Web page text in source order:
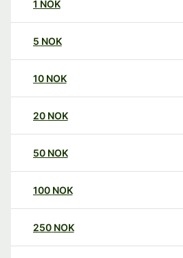
1 NOK
5 NOK
10 NOK
20 NOK
50 NOK
100 NOK
250 NOK